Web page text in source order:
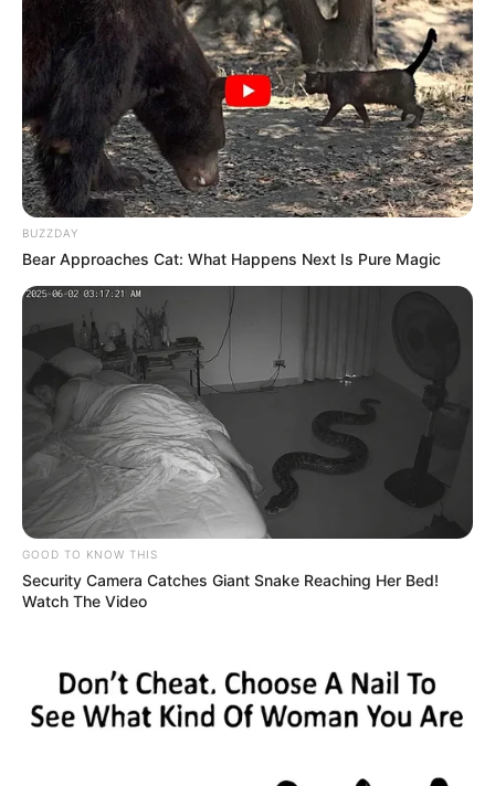
BUZZDAY
Bear Approaches Cat: What Happens Next Is Pure Magic
GOOD TO KNOW THIS
Security Camera Catches Giant Snake Reaching Her Bed!
Watch The Video